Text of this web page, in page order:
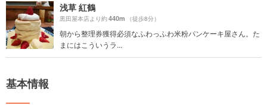
浅草 紅鶴
黒田屋本店より約440m （徒歩8分）
朝から整理券獲得必須なふわっふわ米粉パンケーキ屋さん。た
まにはこういうラ...
基本情報